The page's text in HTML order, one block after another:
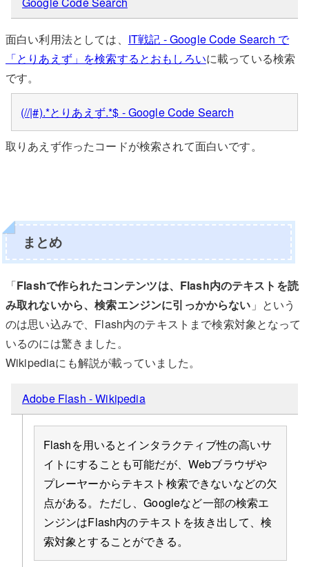
面白い利用法としては、 IT戦記 - Google Code Search で
「とりあえず」を検索するとおもしろいに載っている検索
です。
(//|#).*とりあえず.*$ - Google Code Search
取りあえず作ったコードが検索されて面白いです。
まとめ
「Flashで作られたコンテンツは、Flash内のテキストを読
み取れないから、検索エンジンに引っかからない 」という
のは思い込みで、Flash内のテキストまで検索対象となって
いるのには驚きました。
Wikipediaにも解説が載っていました。
Adobe Flash - Wikipedia
Flashを用いるとインタラクティブ性の高いサ
イトにすることも可能だが、Webブラウザや
プレーヤーからテキスト検索できないなどの欠
点がある。ただし、Googleなど一部の検索エ
ンジンはFlash内のテキストを抜き出して、検
索対象とすることができる。